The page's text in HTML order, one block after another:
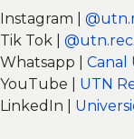
Instagram |
Tik Tok |
Whatsapp | Canal
YouTube | UTN
LinkedIn |